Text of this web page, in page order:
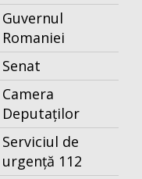
Guvernul
Romaniei
Senat
Camera
Deputaților
Serviciul de
urgență 112